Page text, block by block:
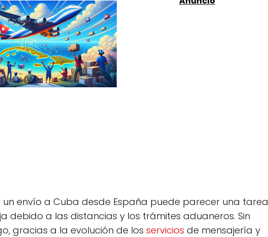
un envío a Cuba desde España puede parecer una tarea
debido a las distancias y los trámites aduaneros. Sin
gracias a la evolución de los servicios de mensajería y